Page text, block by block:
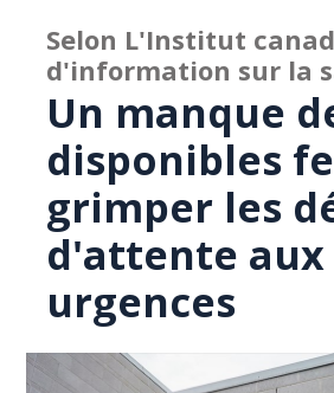
Selon L'Institut
d'information sur la
Un manque
disponibles
grimper les
d'attente aux
urgences